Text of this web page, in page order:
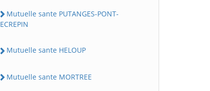
Mutuelle sante PUTANGES-PONT-
ECREPIN
Mutuelle sante HELOUP
Mutuelle sante MORTREE